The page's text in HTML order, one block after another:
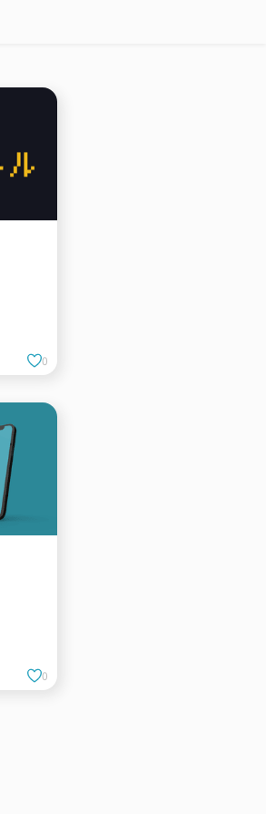
0
0